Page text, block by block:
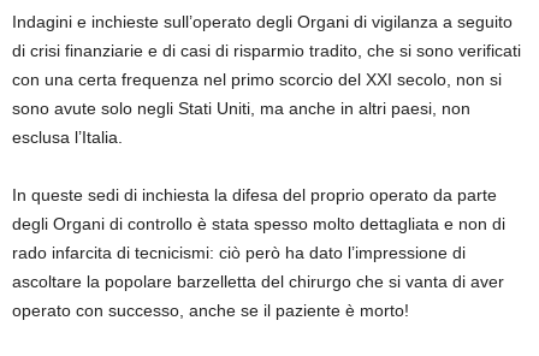
Indagini e inchieste sull’operato degli Organi di vigilanza a seguito
di crisi finanziarie e di casi di risparmio tradito, che si sono verificati
con una certa frequenza nel primo scorcio del XXI secolo, non si
sono avute solo negli Stati Uniti, ma anche in altri paesi, non
esclusa l’Italia.
In queste sedi di inchiesta la difesa del proprio operato da parte
degli Organi di controllo è stata spesso molto dettagliata e non di
rado infarcita di tecnicismi: ciò però ha dato l’impressione di
ascoltare la popolare barzelletta del chirurgo che si vanta di aver
operato con successo, anche se il paziente è morto!